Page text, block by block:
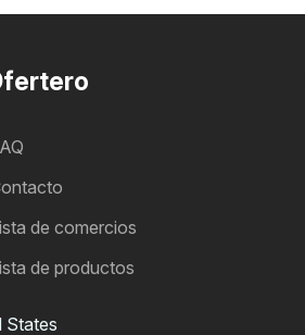
de comercios
de productos
States